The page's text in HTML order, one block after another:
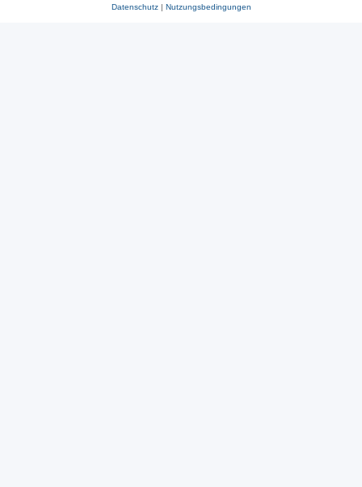
Datenschutz| Nutzungsbedingungen